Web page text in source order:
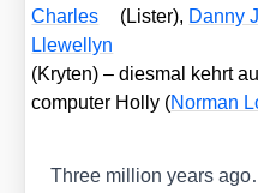
Charles
(Lis­ter), Dan­ny
Lle­wel­lyn
(Kry­ten) – dies­mal kehrt
com­pu­ter Hol­ly (Nor­man
Three mil­li­on years